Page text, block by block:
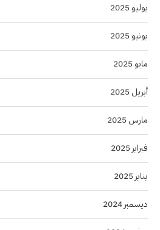
يوليو 2025
يونيو 2025
مايو 2025
أبريل 2025
مارس 2025
فبراير 2025
يناير 2025
ديسمبر 2024